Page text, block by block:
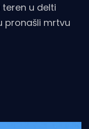
teren u delti
pronašli mrtvu